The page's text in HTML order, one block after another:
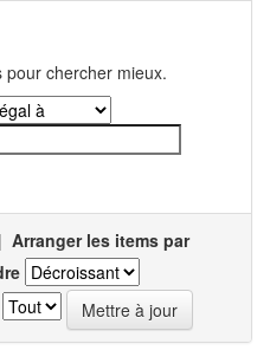
pour chercher mieux.
| Arranger les items par